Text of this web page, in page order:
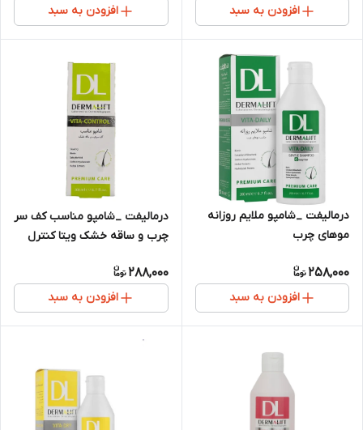
افزودن به سبد افزودن به سبد
درمالیفت _شامپو ملایم روزانه
موهای چرب
258,000
افزودن به سبد
درمالیفت _شامپو مناسب کف سر
چرب و ساقه خشک ویتا کنترل
288,000
افزودن به سبد